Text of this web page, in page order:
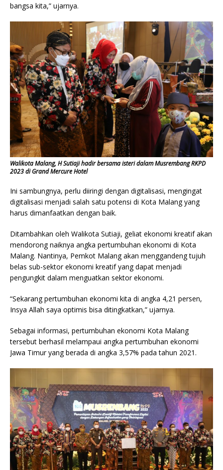
bangsa kita,” ujarnya.
Walikota Malang, H Sutiaji hadir bersama isteri dalam Musrembang RKPD
2023 di Grand Mercure Hotel
Ini sambungnya, perlu diiringi dengan digitalisasi, mengingat
digitalisasi menjadi salah satu potensi di Kota Malang yang
harus dimanfaatkan dengan baik.
Ditambahkan oleh Walikota Sutiaji, geliat ekonomi kreatif akan
mendorong naiknya angka pertumbuhan ekonomi di Kota
Malang. Nantinya, Pemkot Malang akan menggandeng tujuh
belas sub-sektor ekonomi kreatif yang dapat menjadi
pengungkit dalam menguatkan sektor ekonomi.
“Sekarang pertumbuhan ekonomi kita di angka 4,21 persen,
Insya Allah saya optimis bisa ditingkatkan,” ujarnya.
Sebagai informasi, pertumbuhan ekonomi Kota Malang
tersebut berhasil melampaui angka pertumbuhan ekonomi
Jawa Timur yang berada di angka 3,57% pada tahun 2021.